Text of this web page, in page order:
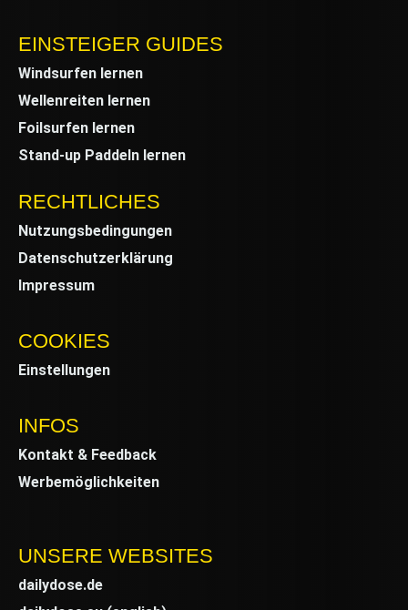
EINSTEIGER GUIDES
Windsurfen lernen
Wellenreiten lernen
Foilsurfen lernen
Stand-up Paddeln lernen
RECHTLICHES
Nutzungsbedingungen
Datenschutzerklärung
Impressum
COOKIES
Einstellungen
INFOS
Kontakt & Feedback
Werbemöglichkeiten
UNSERE WEBSITES
dailydose.de